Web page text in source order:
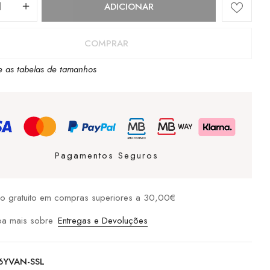
ADICIONAR
COMPRAR
as tabelas de tamanhos
Pagamentos Seguros
gratuito em compras superiores a 30,00€
mais sobre Entregas e Devoluções
SSL